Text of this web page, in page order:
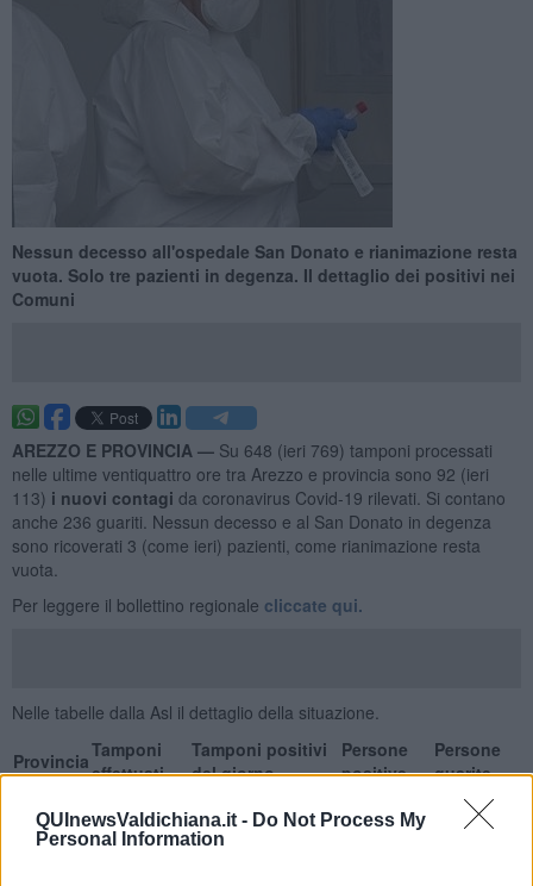
QUInewsValdichiana.it - Do Not Process My
Personal Information
Nessun decesso all'ospedale San Donato e rianimazione resta
vuota. Solo tre pazienti in degenza. Il dettaglio dei positivi nei
Comuni
AREZZO E PROVINCIA — Su 648 (ieri 769) tamponi processati
nelle ultime ventiquattro ore tra Arezzo e provincia sono 92 (ieri
113) i nuovi contagi da coronavirus Covid-19 rilevati. Si contano
anche 236 guariti. Nessun decesso e al San Donato in degenza
sono ricoverati 3 (come ieri) pazienti, come rianimazione resta
vuota.
Per leggere il bollettino regionale cliccate qui.
Nelle tabelle dalla Asl il dettaglio della situazione.
ProvinciaTamponi
effettuati
Tamponi positivi
del giorno
Persone
positive
Persone
guarite
Grosseto 474 68 3.229
Siena
668 78